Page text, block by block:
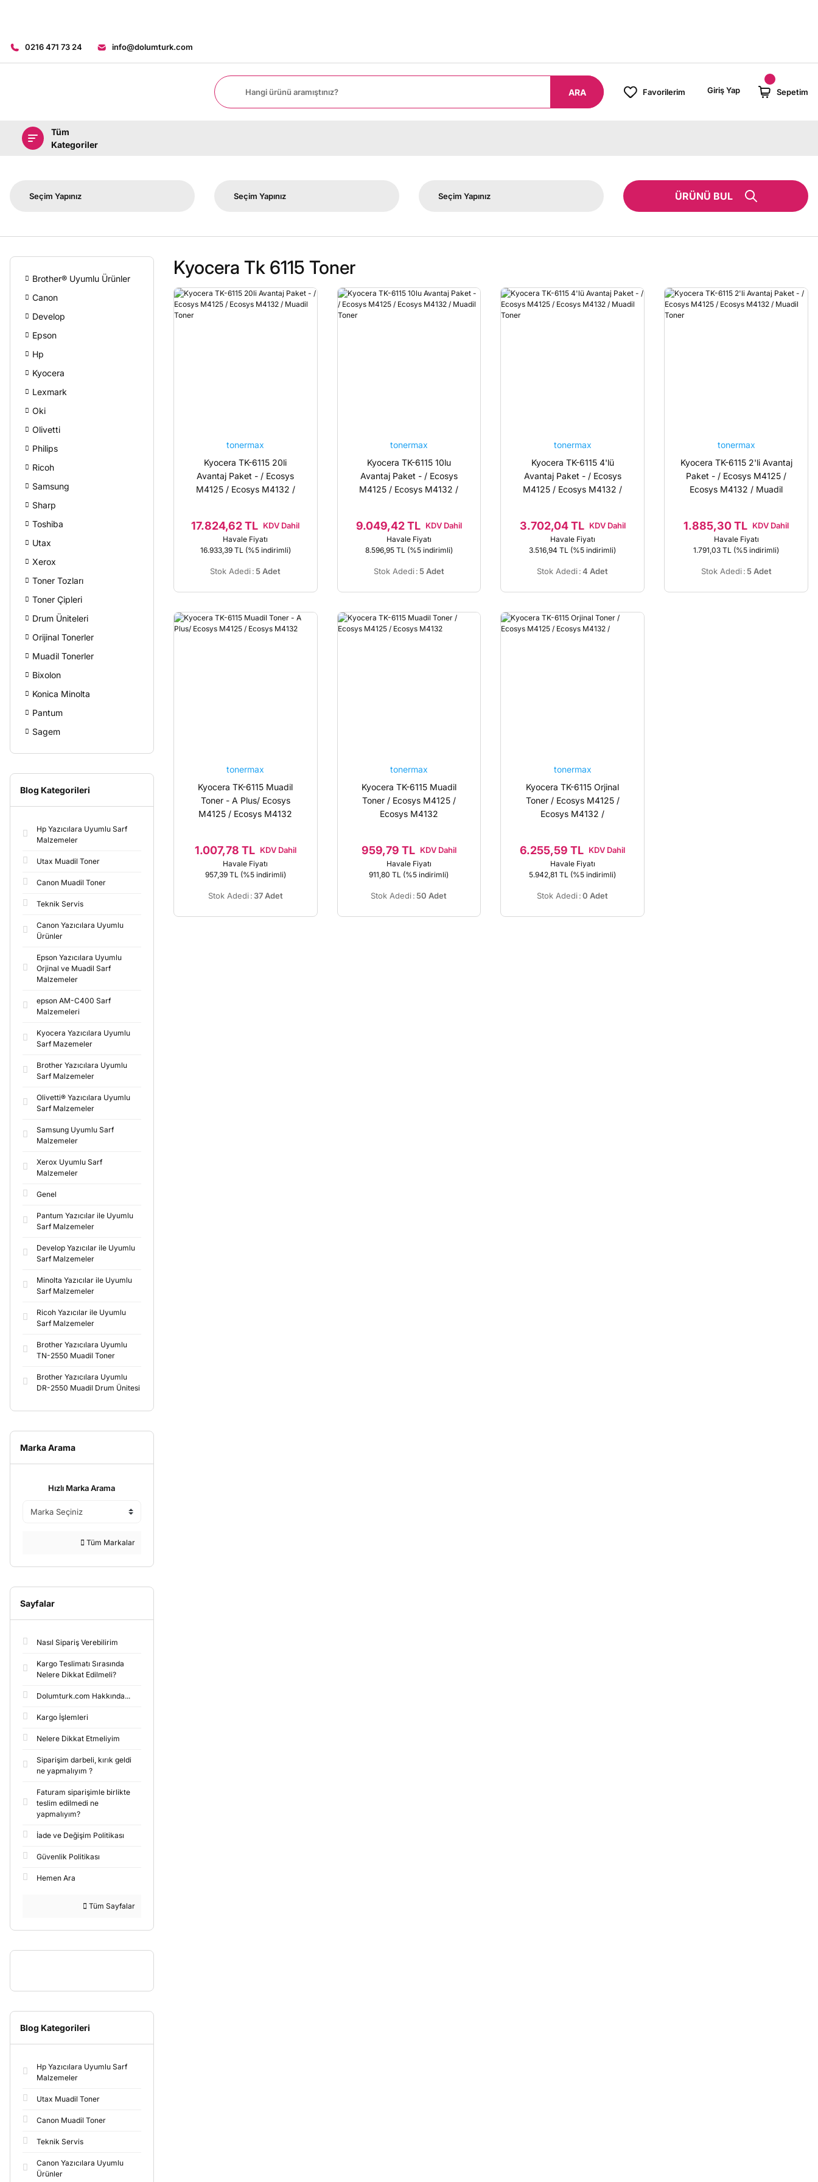
0216 471 73 24 info@dolumturk.com
ARA Favorilerim Giriş Yap Sepetim
Tüm
Kategoriler
ÜRÜNÜ BUL
Brother® Uyumlu Ürünler
Canon
Develop
Epson
Hp
Kyocera
Lexmark
Oki
Olivetti
Philips
Ricoh
Samsung
Sharp
Toshiba
Utax
Xerox
Toner Tozları
Toner Çipleri
Drum Üniteleri
Orijinal Tonerler
Muadil Tonerler
Bixolon
Konica Minolta
Pantum
Sagem
Blog Kategorileri
Hp Yazıcılara Uyumlu Sarf
Malzemeler
Utax Muadil Toner
Canon Muadil Toner
Teknik Servis
Canon Yazıcılara Uyumlu
Ürünler
Epson Yazıcılara Uyumlu
Orjinal ve Muadil Sarf
Malzemeler
epson AM-C400 Sarf
Malzemeleri
Kyocera Yazıcılara Uyumlu
Sarf Mazemeler
Brother Yazıcılara Uyumlu
Sarf Malzemeler
Olivetti® Yazıcılara Uyumlu
Sarf Malzemeler
Samsung Uyumlu Sarf
Malzemeler
Xerox Uyumlu Sarf
Malzemeler
Genel
Pantum Yazıcılar ile Uyumlu
Sarf Malzemeler
Develop Yazıcılar ile Uyumlu
Sarf Malzemeler
Minolta Yazıcılar ile Uyumlu
Sarf Malzemeler
Ricoh Yazıcılar ile Uyumlu
Sarf Malzemeler
Brother Yazıcılara Uyumlu
TN-2550 Muadil Toner
Brother Yazıcılara Uyumlu
DR-2550 Muadil Drum Ünitesi
Marka Arama
Hızlı Marka Arama
Tüm Markalar
Sayfalar
Nasıl Sipariş Verebilirim
Kargo Teslimatı Sırasında
Nelere Dikkat Edilmeli?
Dolumturk.com Hakkında...
Kargo İşlemleri
Nelere Dikkat Etmeliyim
Siparişim darbeli, kırık geldi
ne yapmalıyım ?
Faturam siparişimle birlikte
teslim edilmedi ne
yapmalıyım?
İade ve Değişim Politikası
Güvenlik Politikası
Hemen Ara
Tüm Sayfalar
Blog Kategorileri
Hp Yazıcılara Uyumlu Sarf
Malzemeler
Utax Muadil Toner
Canon Muadil Toner
Teknik Servis
Canon Yazıcılara Uyumlu
Ürünler
Kyocera Tk 6115 Toner
tonermax
Kyocera TK-6115 20li
Avantaj Paket - / Ecosys
M4125 / Ecosys M4132 /
17.824,62 TL KDV Dahil
Havale Fiyatı
16.933,39 TL (%5 indirimli)
Stok Adedi : 5 Adet
tonermax
Kyocera TK-6115 10lu
Avantaj Paket - / Ecosys
M4125 / Ecosys M4132 /
9.049,42 TL KDV Dahil
Havale Fiyatı
8.596,95 TL (%5 indirimli)
Stok Adedi : 5 Adet
tonermax
Kyocera TK-6115 4'lü
Avantaj Paket - / Ecosys
M4125 / Ecosys M4132 /
3.702,04 TL KDV Dahil
Havale Fiyatı
3.516,94 TL (%5 indirimli)
Stok Adedi : 4 Adet
tonermax
Kyocera TK-6115 2'li Avantaj
Paket - / Ecosys M4125 /
Ecosys M4132 / Muadil
1.885,30 TL KDV Dahil
Havale Fiyatı
1.791,03 TL (%5 indirimli)
Stok Adedi : 5 Adet
tonermax
Kyocera TK-6115 Muadil
Toner - A Plus/ Ecosys
M4125 / Ecosys M4132
1.007,78 TL KDV Dahil
Havale Fiyatı
957,39 TL (%5 indirimli)
Stok Adedi : 37 Adet
tonermax
Kyocera TK-6115 Muadil
Toner / Ecosys M4125 /
Ecosys M4132
959,79 TL KDV Dahil
Havale Fiyatı
911,80 TL (%5 indirimli)
Stok Adedi : 50 Adet
tonermax
Kyocera TK-6115 Orjinal
Toner / Ecosys M4125 /
Ecosys M4132 /
6.255,59 TL KDV Dahil
Havale Fiyatı
5.942,81 TL (%5 indirimli)
Stok Adedi : 0 Adet